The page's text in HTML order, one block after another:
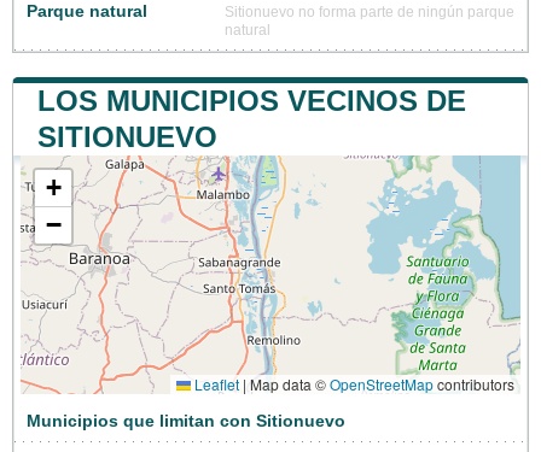
Parque natural
Sitionuevo no forma parte de ningún parque
natural
LOS MUNICIPIOS VECINOS DE
SITIONUEVO
+
−
Leaflet | Map data ©OpenStreetMapcontributors
Municipios que limitan con Sitionuevo